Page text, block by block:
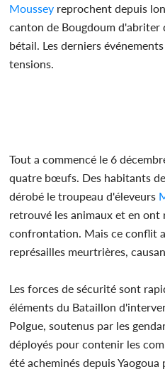
Moussey reprochent depuis
canton de Bougdoum d'abriter
bétail. Les derniers
tensions.
Tout a commencé le 6
quatre bœufs. Des habitants de
dérobé le troupeau d'éleveurs
retrouvé les animaux et en ont
confrontation. Mais ce conflit
représailles meurtrières,
Les forces de sécurité sont
éléments du Bataillon
Polgue, soutenus par les
déployés pour contenir les
été acheminés depuis